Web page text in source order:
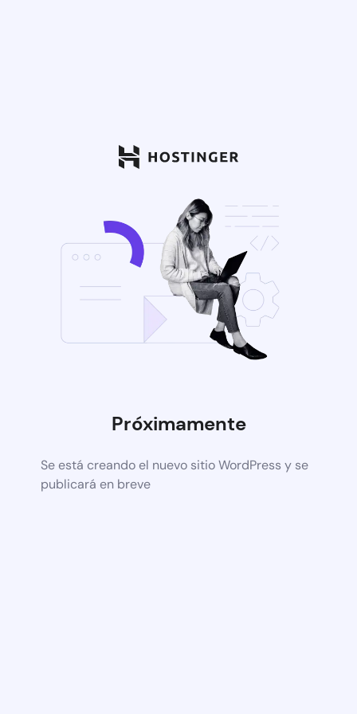
Próximamente
Se está creando el nuevo sitio WordPress y se
publicará en breve